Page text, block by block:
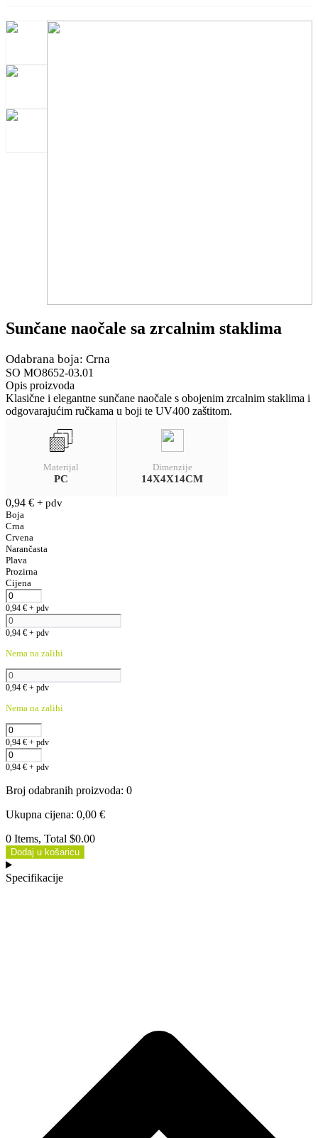
Sunčane naočale sa zrcalnim staklima
Odabrana boja: Crna
SO MO8652-03.01
Opis proizvoda
Klasične i elegantne sunčane naočale s obojenim zrcalnim staklima i
odgovarajućim ručkama u boji te UV400 zaštitom.
Materijal
PC
Dimenzije
14X4X14CM
0,94 € + pdv
Boja
Crna
Crvena
Narančasta
Plava
Prozirna
Cijena
0,94 € + pdv
0,94 € + pdv
Nema na zalihi
0,94 € + pdv
Nema na zalihi
0,94 € + pdv
0,94 € + pdv
Broj odabranih proizvoda: 0
Ukupna cijena: 0,00 €
0 Items, Total $0.00
Dodaj u košaricu
Specifikacije